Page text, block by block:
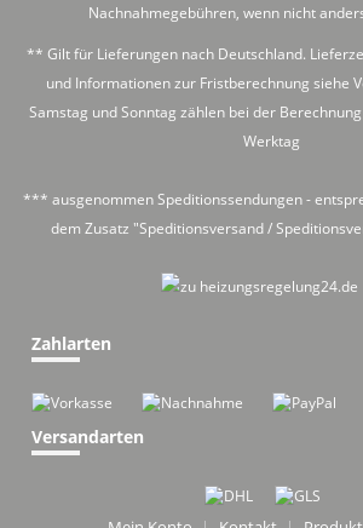
Nachnahmegebühren, wenn nicht
** Gilt für Lieferungen nach Deutschland.
und Informationen zur Fristberechnung siehe
Samstag und Sonntag zählen bei der
Werktag
*** ausgenommen Speditionssendungen -
dem Zusatz "Speditionsversand /
Zahlarten
Versandarten